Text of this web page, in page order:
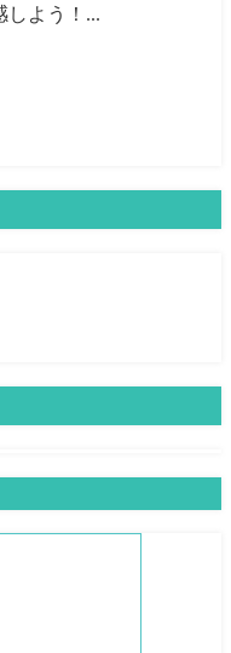
しよう！...